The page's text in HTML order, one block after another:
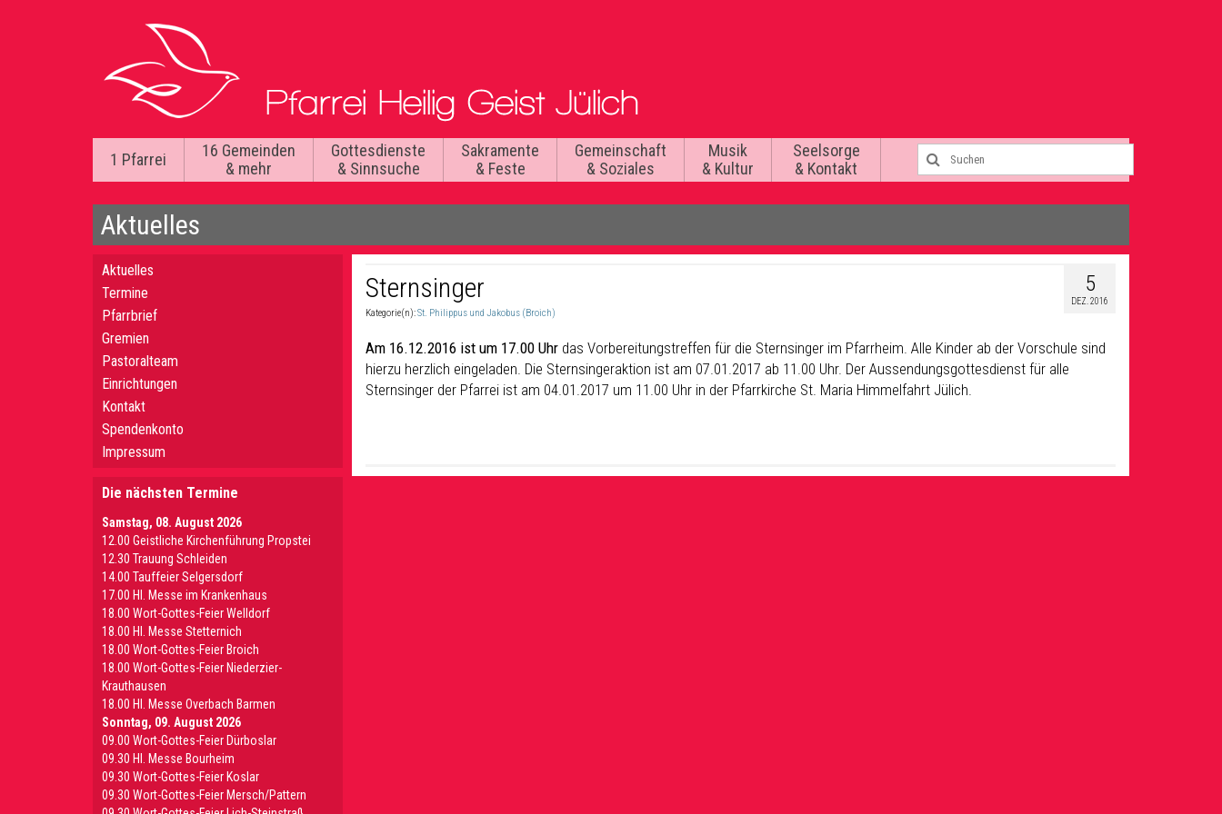
1 Pfarrei
16 Gemeinden
& mehr
Gottesdienste
& Sinnsuche
Sakramente
& Feste
Gemeinschaft
& Soziales
Musik
& Kultur
Seelsorge
& Kontakt
Aktuelles
5
DEZ. 2016
Sternsinger
Kategorie(n):St. Philippus und Jakobus (Broich)
Am 16.12.2016 ist um 17.00 Uhr das Vorbereitungstreffen für die Sternsinger im Pfarrheim. Alle Kinder ab der Vorschule sind
hierzu herzlich eingeladen. Die Sternsingeraktion ist am 07.01.2017 ab 11.00 Uhr. Der Aussendungsgottesdienst für alle
Sternsinger der Pfarrei ist am 04.01.2017 um 11.00 Uhr in der Pfarrkirche St. Maria Himmelfahrt Jülich.
Aktuelles
Termine
Pfarrbrief
Gremien
Pastoralteam
Einrichtungen
Kontakt
Spendenkonto
Impressum
Die nächsten Termine
Samstag, 08. August 2026
12.00 Geistliche Kirchenführung Propstei
12.30 Trauung Schleiden
14.00 Tauffeier Selgersdorf
17.00 Hl. Messe im Krankenhaus
18.00 Wort-Gottes-Feier Welldorf
18.00 Hl. Messe Stetternich
18.00 Wort-Gottes-Feier Broich
18.00 Wort-Gottes-Feier Niederzier-
Krauthausen
18.00 Hl. Messe Overbach Barmen
Sonntag, 09. August 2026
09.00 Wort-Gottes-Feier Dürboslar
09.30 HI. Messe Bourheim
09.30 Wort-Gottes-Feier Koslar
09.30 Wort-Gottes-Feier Mersch/Pattern